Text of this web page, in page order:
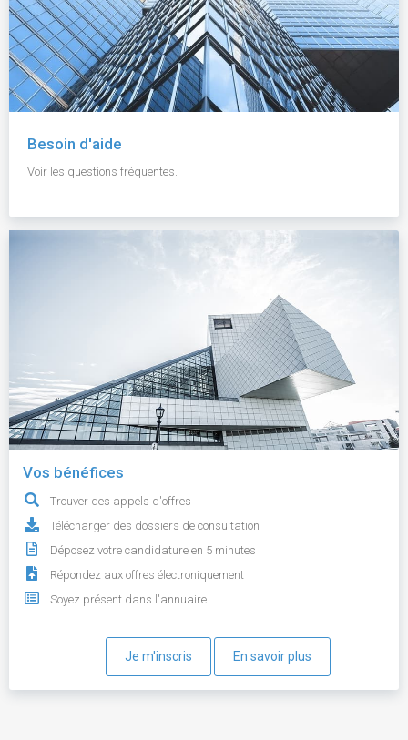
Besoin d'aide
Voir les questions fréquentes.
Vos bénéfices
Trouver des appels d'offres
Télécharger des dossiers de consultation
Déposez votre candidature en 5 minutes
Répondez aux offres électroniquement
Soyez présent dans l'annuaire
Je m'inscris En savoir plus